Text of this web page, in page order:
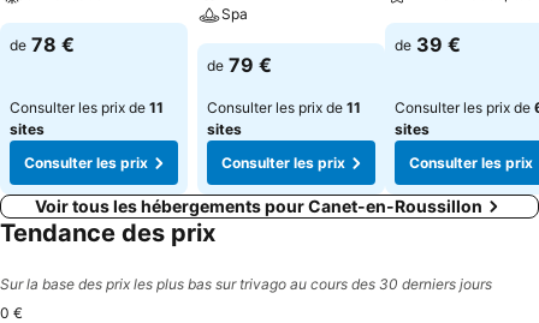
de 78 €
Consulter les prix de 11
sites
Consulter les prix
Spa
de 79 €
Consulter les prix de 11
sites
Consulter les prix
de 39 €
Consulter les prix de
sites
Consulter les prix
Voir tous les hébergements pour Canet-en-Roussillon
Tendance des prix
Sur la base des prix les plus bas sur trivago au cours des 30 derniers jours
0 €